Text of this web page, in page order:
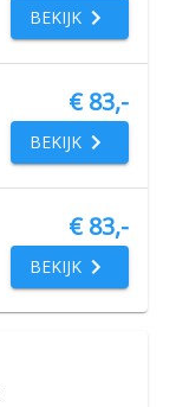
BEKIJK
€ 83,-
BEKIJK
€ 83,-
BEKIJK